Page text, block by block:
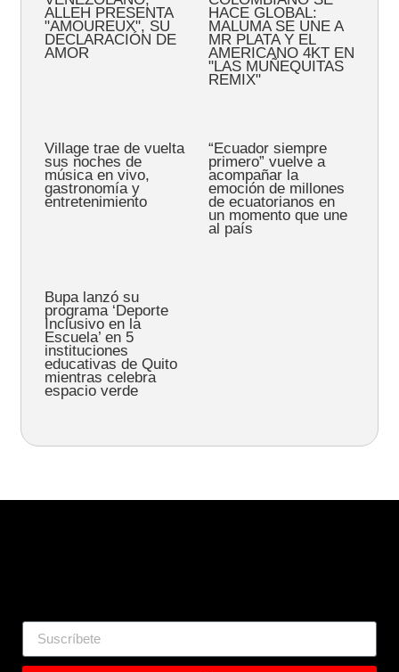
ALLEH PRESENTA
"AMOUREUX", SU
DECLARACIÓN DE
AMOR
HACE GLOBAL:
MALUMA SE UNE A
MR PLATA Y EL
AMERICANO 4KT EN
"LAS MUÑEQUITAS
REMIX"
Village trae de vuelta
sus noches de
música en vivo,
gastronomía y
entretenimiento
“Ecuador siempre
primero” vuelve a
acompañar la
emoción de millones
de ecuatorianos en
un momento que une
al país
Bupa lanzó su
programa ‘Deporte
Inclusivo en la
Escuela’ en 5
instituciones
educativas de Quito
mientras celebra
espacio verde